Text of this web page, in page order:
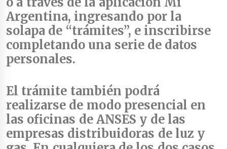
Argentina, ingresando por la
solapa de “trámites”, e inscribirse
completando una serie de datos
personales.
El trámite también podrá
realizarse de modo presencial en
las oficinas de ANSES y de las
empresas distribuidoras de luz y